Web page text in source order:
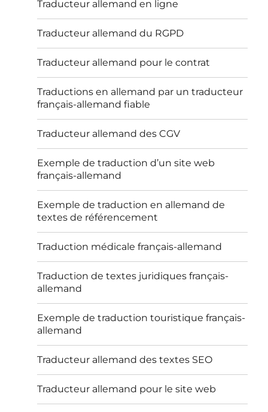
Traducteur allemand en ligne
Traducteur allemand du RGPD
Traducteur allemand pour le contrat
Traductions en allemand par un traducteur
français-allemand fiable
Traducteur allemand des CGV
Exemple de traduction d’un site web
français-allemand
Exemple de traduction en allemand de
textes de référencement
Traduction médicale français-allemand
Traduction de textes juridiques français-
allemand
Exemple de traduction touristique français-
allemand
Traducteur allemand des textes SEO
Traducteur allemand pour le site web